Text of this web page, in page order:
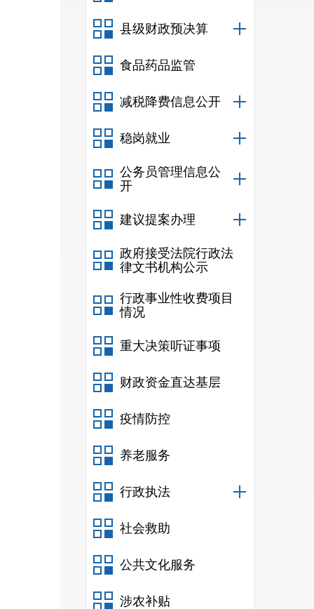
县级财政预决算
食品药品监管
减税降费信息公开
稳岗就业
公务员管理信息公
开
建议提案办理
政府接受法院行政法
律文书机构公示
行政事业性收费项目
情况
重大决策听证事项
财政资金直达基层
疫情防控
养老服务
行政执法
社会救助
公共文化服务
涉农补贴